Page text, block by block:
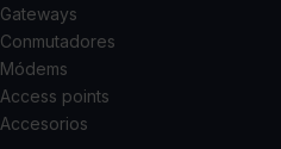
Gateways
Conmutadores
Módems
Access points
Accesorios